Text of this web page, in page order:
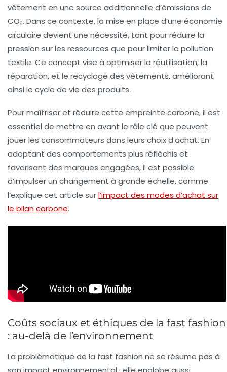
vêtement en une source additionnelle d’émissions de
CO₂. Dans ce contexte, la mise en place d’une économie
circulaire devient une nécessité, tant pour réduire la
pression sur les ressources que pour limiter la pollution
textile. Ce concept vise à optimiser la réutilisation, la
réparation, et le recyclage des vêtements, améliorant
ainsi le cycle de vie des produits.
Pour maîtriser et réduire cette empreinte carbone, il est
essentiel de mettre en avant le rôle clé que peuvent
jouer les consommateurs dans leurs choix d’achat. En
adoptant des comportements plus réfléchis et
favorisant des marques engagées, il est possible
d’impulser un changement à grande échelle, comme
l’explique cet article surl’impact des modes d’achat sur
le bilan carbone.
Coûts sociaux et éthiques de la fast fashion
: au-delà de l’environnement
La problématique de la fast fashion ne se résume pas à